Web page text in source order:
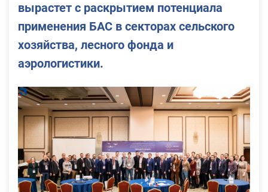
вырастет с раскрытием потенциала
применения БАС в секторах сельского
хозяйства, лесного фонда и
аэрологистики.